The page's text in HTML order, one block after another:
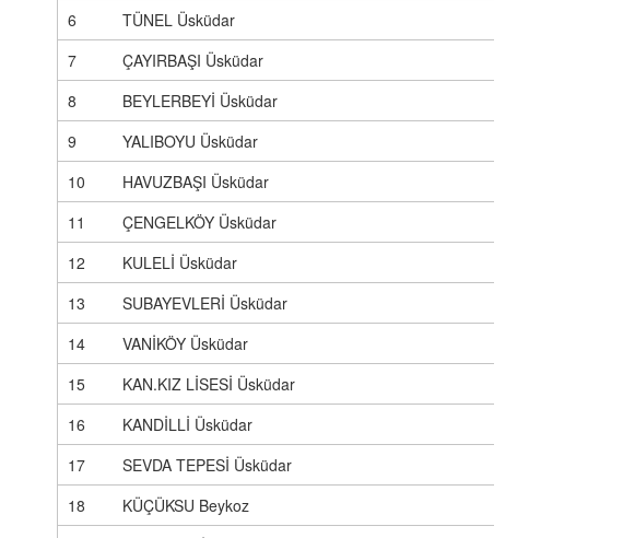
6
TÜNEL Üsküdar
7
ÇAYIRBAŞI Üsküdar
8
BEYLERBEYİ Üsküdar
9
YALIBOYU Üsküdar
10
HAVUZBAŞI Üsküdar
11
ÇENGELKÖY Üsküdar
12
KULELİ Üsküdar
13
SUBAYEVLERİ Üsküdar
14
VANİKÖY Üsküdar
15
KAN.KIZ LİSESİ Üsküdar
16
KANDİLLİ Üsküdar
17
SEVDA TEPESİ Üsküdar
18
KÜÇÜKSU Beykoz